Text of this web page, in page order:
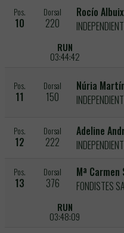
Pos.
10
Dorsal
220
Rocío
RUN
03:44:42
Pos.
11
Dorsal
150
Núria
Pos.
12
Dorsal
222
Adeline
Pos.
13
Dorsal
376
Mª
FONDISTES
RUN
03:48:09